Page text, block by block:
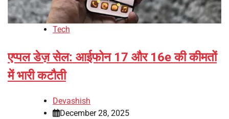
Tech
एप्पल डेज़ सेल: आईफोन 17 और 16e की कीमतों
में भारी कटौती
Devashish
December 28, 2025